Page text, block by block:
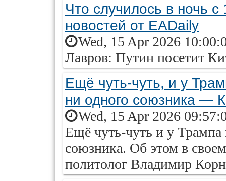
Что случилось в ночь
новостей от EADaily
Wed, 15 Apr 2026
Лавров: Путин посетит
Ещё чуть-чуть, и у
ни одного союзника —
Wed, 15 Apr 2026
Ещё чуть-чуть и у Трампа
союзника. Об этом в
политолог Владимир